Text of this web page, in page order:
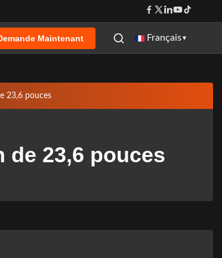
Maintenant Français ▼
23,6 pouces
de 23,6 pouces